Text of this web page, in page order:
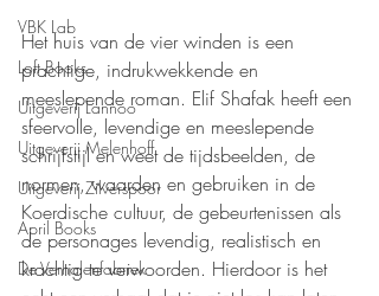
VBK Lab
Loft Books
Uitgeverij Lannoo
Uitgeverij Melenhoff
Uitgeverij Zilverspoor
April Books
De Verhalenfabriek
Het huis van de vier winden is een
prachtige, indrukwekkende en
meeslepende roman. Elif Shafak heeft een
sfeervolle, levendige en meeslepende
schrijfstijl en weet de tijdsbeelden, de
normen, waarden en gebruiken in de
Koerdische cultuur, de gebeurtenissen als
de personages levendig, realistisch en
krachtig te verwoorden. Hierdoor is het